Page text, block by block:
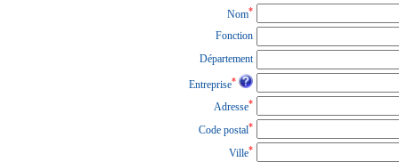
Nom*
Fonction
Département
Entreprise*
Adresse*
Code postal*
Ville*